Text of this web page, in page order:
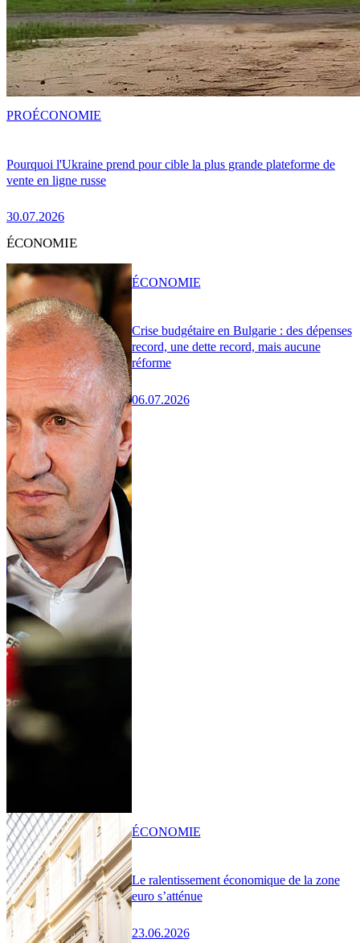
Pourquoi l'Ukraine prend pour cible la plus grande plateforme de
vente en ligne russe
30.07.2026
PROÉCONOMIE
ÉCONOMIE
Crise budgétaire en Bulgarie : des dépenses
record, une dette record, mais aucune
réforme
06.07.2026
ÉCONOMIE
Le ralentissement économique de la zone
euro s’atténue
23.06.2026
ÉCONOMIE